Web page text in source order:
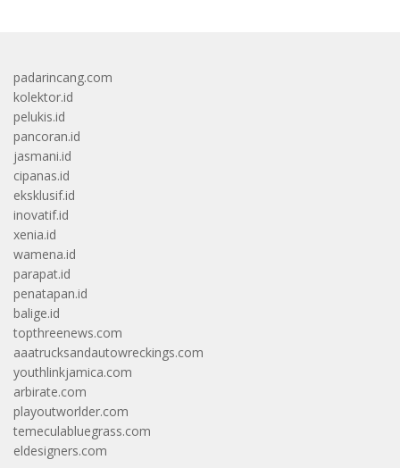
padarincang.com
kolektor.id
pelukis.id
pancoran.id
jasmani.id
cipanas.id
eksklusif.id
inovatif.id
xenia.id
wamena.id
parapat.id
penatapan.id
balige.id
topthreenews.com
aaatrucksandautowreckings.com
youthlinkjamica.com
arbirate.com
playoutworlder.com
temeculabluegrass.com
eldesigners.com